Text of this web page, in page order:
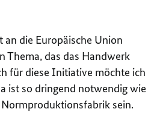
an die Europäische Union
Thema, das das Handwerk
für diese Initiative möchte ich
ist so dringend notwendig wie
sein.